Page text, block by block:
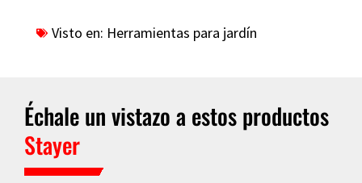
Visto en: Herramientas para jardín
Échale un vistazo a estos productos
Stayer